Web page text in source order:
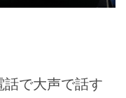
で大声で話す